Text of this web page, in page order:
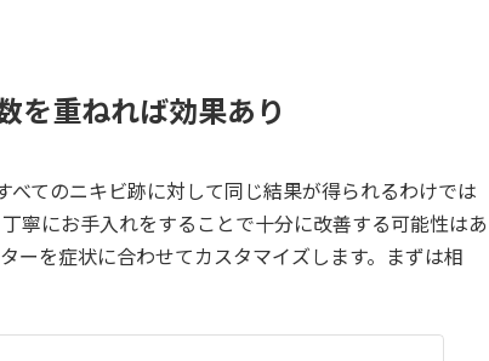
を重ねれば効果あり
てのニキビ跡に対して同じ結果が得られるわけでは
寧にお手入れをすることで十分に改善する可能性はあ
ーを症状に合わせてカスタマイズします。まずは相